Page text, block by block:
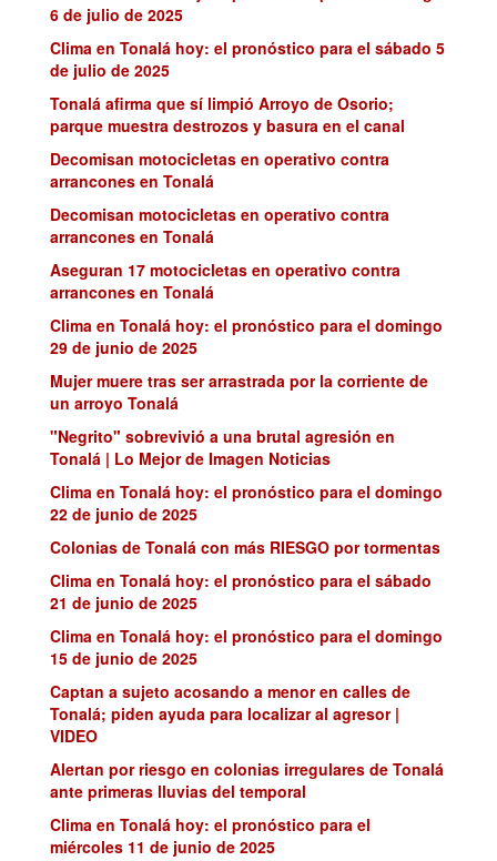
6 de julio de 2025
Clima en Tonalá hoy: el pronóstico para el sábado 5
de julio de 2025
Tonalá afirma que sí limpió Arroyo de Osorio;
parque muestra destrozos y basura en el canal
Decomisan motocicletas en operativo contra
arrancones en Tonalá
Decomisan motocicletas en operativo contra
arrancones en Tonalá
Aseguran 17 motocicletas en operativo contra
arrancones en Tonalá
Clima en Tonalá hoy: el pronóstico para el domingo
29 de junio de 2025
Mujer muere tras ser arrastrada por la corriente de
un arroyo Tonalá
"Negrito" sobrevivió a una brutal agresión en
Tonalá | Lo Mejor de Imagen Noticias
Clima en Tonalá hoy: el pronóstico para el domingo
22 de junio de 2025
Colonias de Tonalá con más RIESGO por tormentas
Clima en Tonalá hoy: el pronóstico para el sábado
21 de junio de 2025
Clima en Tonalá hoy: el pronóstico para el domingo
15 de junio de 2025
Captan a sujeto acosando a menor en calles de
Tonalá; piden ayuda para localizar al agresor |
VIDEO
Alertan por riesgo en colonias irregulares de Tonalá
ante primeras lluvias del temporal
Clima en Tonalá hoy: el pronóstico para el
miércoles 11 de junio de 2025